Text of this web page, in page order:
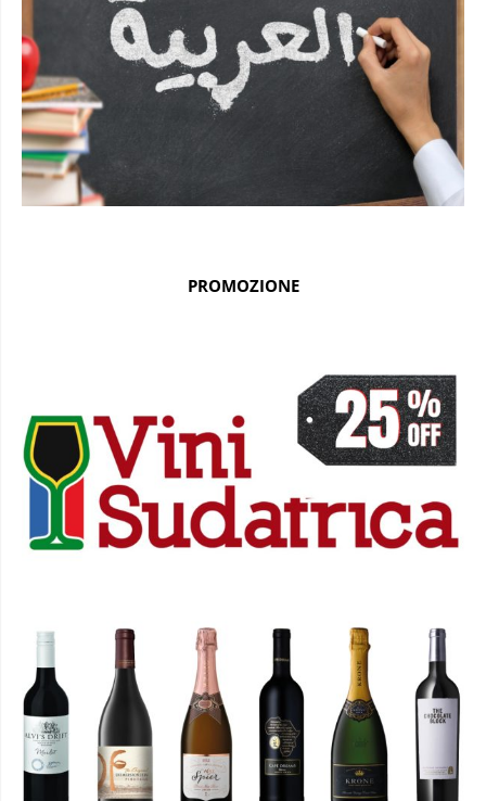
PROMOZIONE